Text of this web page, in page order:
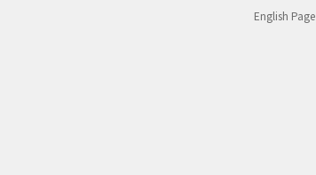
English Page